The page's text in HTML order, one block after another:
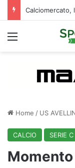
Menu
Home / US
CALCIO SERIE C
Momento